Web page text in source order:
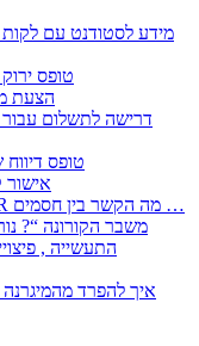
טופס ירוק (רש”ל 18) בקשה
2352 –
2356 – טופס
2357 –
– לבעלי עסקים ובעולם העבודה EMDR מה הקשר בין חסמים …
– משבר הקורונה “? נורמלי